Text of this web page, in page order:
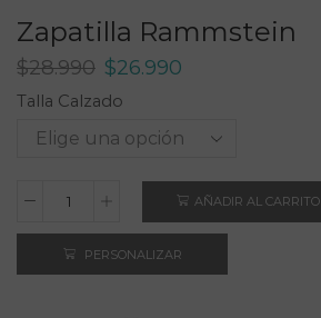
Zapatilla Rammstein
$28.990 El
precio
original
era:
$26.990
es:
Talla Calzado
Zapatilla
Rammstein
cantidad
AÑADIR AL CARRITO
PERSONALIZAR